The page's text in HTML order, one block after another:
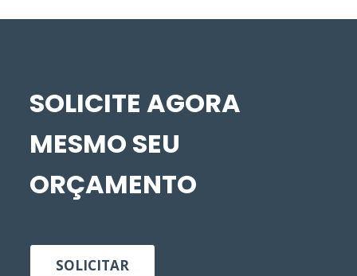
SOLICITE AGORA
MESMO SEU
ORÇAMENTO
SOLICITAR